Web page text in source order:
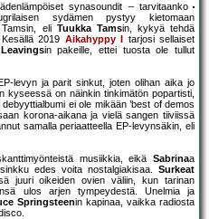
synasoundit – tarvitaanko
sydämen pystyy kietomaan
eli Tuukka Tamsin, kykyä tehdä
2019 Aikahyppy I
tarjosi sellaiset
Leavingsin pakeille, ettei tuosta ole tullut
levyn ja parit sinkut, joten olihan aika jo
kyseessä on näinkin tinkimätön popartisti,
ei ole mikään ’best of demos
korona-aikana ja vielä sangen tiiviissä
samalla periaatteella EP-levynsäkin, eli
musiikkia, eikä Sabrinaa
edes voita nostalgiakisaa. Surkeat
juuri oikeiden ovien väliin, kun tarinan
ulos arjen tympeydestä. Unelmia ja
Springsteenin kapinaa, vaikka radiosta